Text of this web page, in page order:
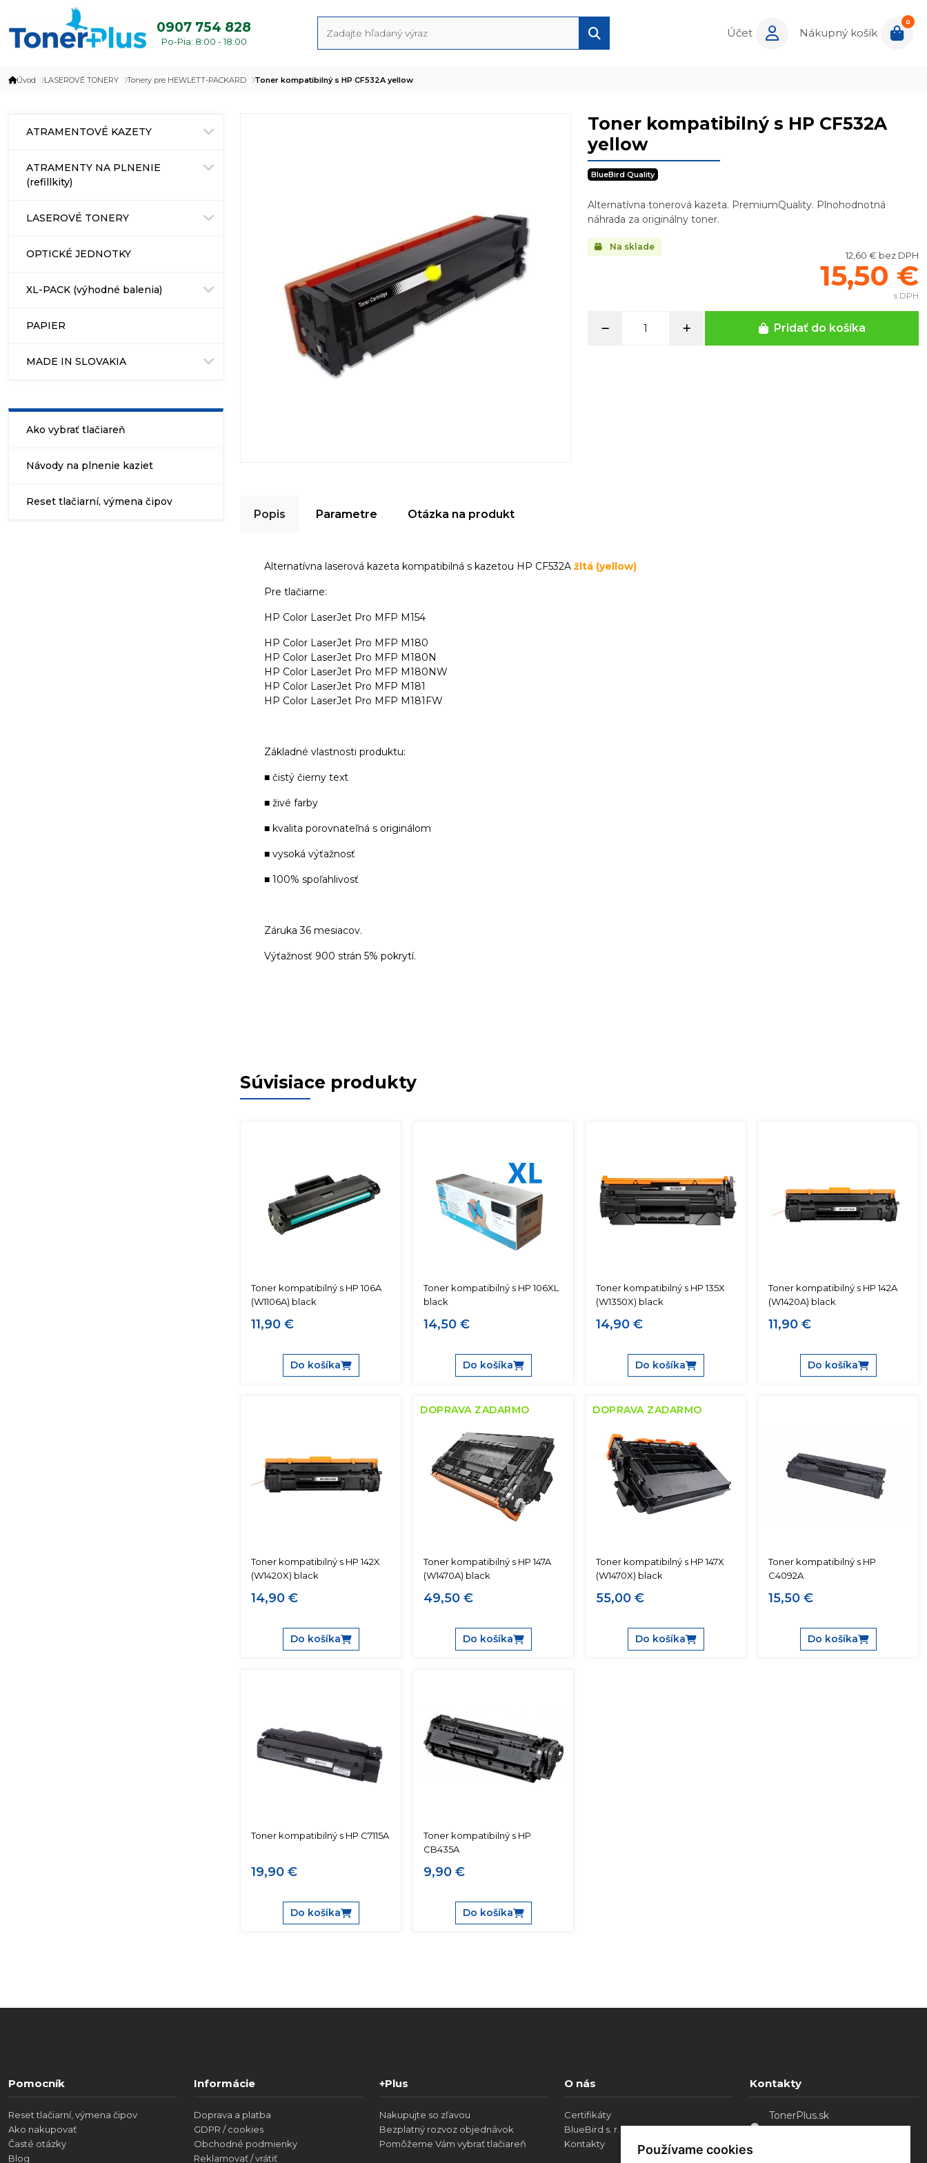
0907 754 828
Po-Pia: 8:00 - 18:00
Účet Nákupný košík
0
Úvod LASEROVÉ TONERY Tonery pre HEWLETT-PACKARD Toner kompatibilný s HP CF532A yellow
ATRAMENTOVÉ KAZETY
ATRAMENTY NA PLNENIE
(refillkity)
LASEROVÉ TONERY
OPTICKÉ JEDNOTKY
XL-PACK (výhodné balenia)
PAPIER
MADE IN SLOVAKIA
Ako vybrať tlačiareň
Návody na plnenie kaziet
Reset tlačiarní, výmena čipov
Toner kompatibilný s HP CF532A
yellow
BlueBird Quality
Alternatívna tonerová kazeta. PremiumQuality. Plnohodnotná
náhrada za originálny toner.
Na sklade
12,60 € bez DPH
15,50 €
s DPH
Pridať do košíka
Popis Parametre Otázka na produkt
Alternatívna laserová kazeta kompatibilná s kazetou HP CF532A žltá (yellow)
Pre tlačiarne:
HP Color LaserJet Pro MFP M154
HP Color LaserJet Pro MFP M180
HP Color LaserJet Pro MFP M180N
HP Color LaserJet Pro MFP M180NW
HP Color LaserJet Pro MFP M181
HP Color LaserJet Pro MFP M181FW
Základné vlastnosti produktu:
■ čistý čierny text
■ živé farby
■ kvalita porovnateľná s originálom
■ vysoká výťažnosť
■ 100% spoľahlivosť
Záruka 36 mesiacov.
Výťažnosť 900 strán 5% pokrytí.
Súvisiace produkty
Toner kompatibilný s HP 106A
(W1106A) black
11,90 €
Do košíka
Toner kompatibilný s HP 106XL
black
14,50 €
Do košíka
Toner kompatibilný s HP 135X
(W1350X) black
14,90 €
Do košíka
Toner kompatibilný s HP 142A
(W1420A) black
11,90 €
Do košíka
Toner kompatibilný s HP 142X
(W1420X) black
14,90 €
Do košíka
DOPRAVA ZADARMO
Toner kompatibilný s HP 147A
(W1470A) black
49,50 €
Do košíka
DOPRAVA ZADARMO
Toner kompatibilný s HP 147X
(W1470X) black
55,00 €
Do košíka
Toner kompatibilný s HP
C4092A
15,50 €
Do košíka
Toner kompatibilný s HP C7115A
19,90 €
Do košíka
Toner kompatibilný s HP
CB435A
9,90 €
Do košíka
Pomocník
Reset tlačiarní, výmena čipov
Ako nakupovať
Časté otázky
Blog
Informácie
Doprava a platba
GDPR / cookies
Obchodné podmienky
Reklamovať / vrátiť
+Plus
Nakupujte so zľavou
Bezplatný rozvoz objednávok
Pomôžeme Vám vybrať tlačiareň
O nás
Certifikáty
BlueBird s. r. o.
Kontakty
Kontakty
TonerPlus.sk
Používame cookies